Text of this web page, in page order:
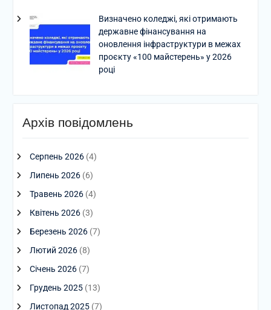
Визначено коледжі, які отримають
державне фінансування на
оновлення інфраструктури в межах
проєкту «100 майстерень» у 2026
році
Архів повідомлень
Серпень 2026(4)
Липень 2026(6)
Травень 2026(4)
Квітень 2026(3)
Березень 2026(7)
Лютий 2026(8)
Січень 2026(7)
Грудень 2025(13)
Листопад 2025(7)